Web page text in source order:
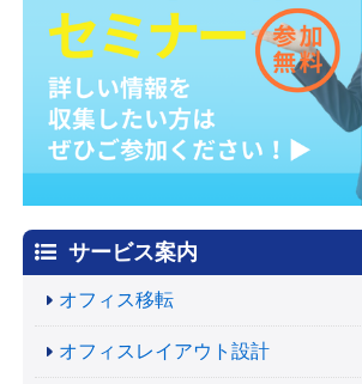
サービス案内
オフィス移転
オフィスレイアウト設計